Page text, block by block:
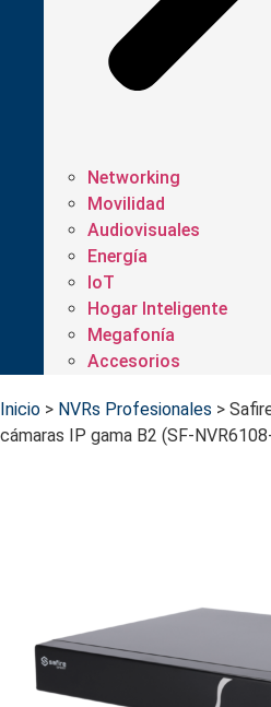
Networking
Movilidad
Audiovisuales
Energía
IoT
Hogar Inteligente
Megafonía
Accesorios
Inicio > NVRs Profesionales >
cámaras IP gama B2 (SF-